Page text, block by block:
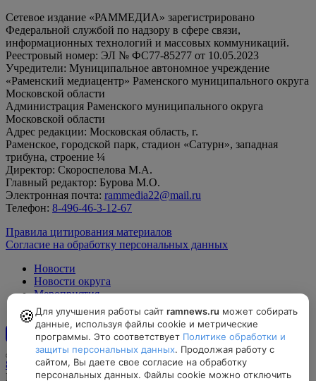
Сетевое издание «РАММЕДИА» зарегистрировано
Федеральной службой по надзору в сфере связи,
информационных технологий и массовых коммуникаций.
Реестровый номер: ЭЛ № ФС77-85277 от 10.05.2023
Учредители: Муниципальное автономное учреждение
«Раменский медиацентр» Раменского муниципального округа
Московской области
Администрация Раменского муниципального округа
Московской области
Адрес редакции: Московская область, г.
Раменское, городской парк, стадион «Сатурн», западная
трибуна, строение ¼
Директор: Скороспелова М.А.
Главный редактор: Бурова М.О.
Электронная почта: rammedia22@mail.ru
Телефон: 8-496-46-3-12-67
Правила цитирования материалов
Согласие на обработку персональных данных
Новости
Новости округа
Мероприятия
Официально
12+
8-496-46-3-12-67, rammedia22@mail.ru
Московская область, г. Раменское, городской парк, стадион
🍪 Для улучшения работы сайт ramnews.ru может собирать
данные, используя файлы cookie и метрические
программы. Это соответствует Политике обработки и
защиты персональных данных. Продолжая работу с
сайтом, Вы даете свое согласие на обработку
персональных данных. Файлы cookie можно отключить